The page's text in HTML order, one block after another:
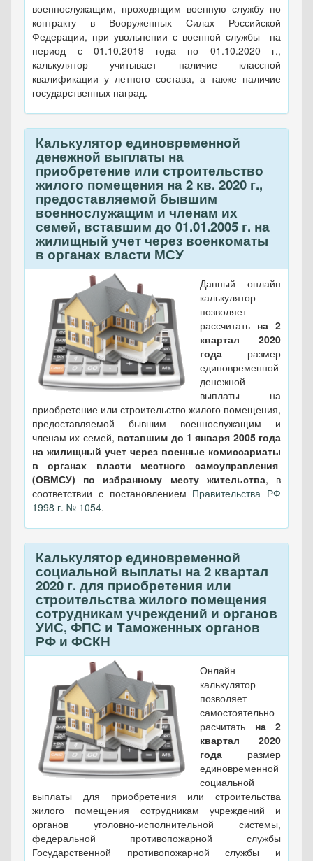
военнослужащим, проходящим военную службу по
контракту в Вооруженных Силах Российской
Федерации, при увольнении с военной службы на
период с 01.10.2019 года по 01.10.2020 г.,
калькулятор учитывает наличие классной
квалификации у летного состава, а также наличие
государственных наград.
Калькулятор единовременной
денежной выплаты на
приобретение или строительство
жилого помещения на 2 кв. 2020 г.,
предоставляемой бывшим
военнослужащим и членам их
семей, вставшим до 01.01.2005 г. на
жилищный учет через военкоматы
в органах власти МСУ
Данный онлайн
калькулятор
позволяет
рассчитать на 2
квартал 2020
года размер
единовременной
денежной
выплаты на
приобретение или строительство жилого помещения,
предоставляемой бывшим военнослужащим и
членам их семей, вставшим до 1 января 2005 года
на жилищный учет через военные комиссариаты
в органах власти местного самоуправления
(ОВМСУ) по избранному месту жительства, в
соответствии с постановлением Правительства РФ
1998 г. № 1054.
Калькулятор единовременной
социальной выплаты на 2 квартал
2020 г. для приобретения или
строительства жилого помещения
сотрудникам учреждений и органов
УИС, ФПС и Таможенных органов
РФ и ФСКН
Онлайн
калькулятор
позволяет
самостоятельно
расчитать на 2
квартал 2020
года размер
единовременной
социальной
выплаты для приобретения или строительства
жилого помещения сотрудникам учреждений и
органов уголовно-исполнительной системы,
федеральной противопожарной службы
Государственной противопожарной службы и